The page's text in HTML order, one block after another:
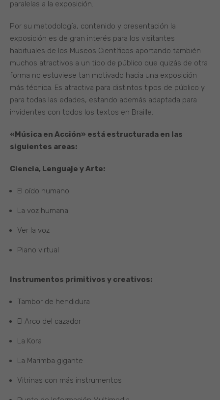
paralelas a la exposición.
Por su metodología, contenido y presentación la
exposición es de gran interés para los visitantes
habituales de los Museos Científicos aportando también
muchos atractivos a un tipo de público que quizás de otra
forma no estuviese tan motivado hacia una exposición
más técnica. Es atractiva para distintos tipos de público y
para todas las edades, estando además adaptada para
invidentes con todos los textos en Braille.
«Música en Acción» está estructurada en las
siguientes areas:
Ciencia, Lenguaje y Arte:
El oído humano
La voz humana
Ver la voz
Piano virtual
Instrumentos primitivos y creativos:
Tambor de hendidura
El Arco del cazador
La Kora
La Marimba gigante
Vitrinas con más instrumentos